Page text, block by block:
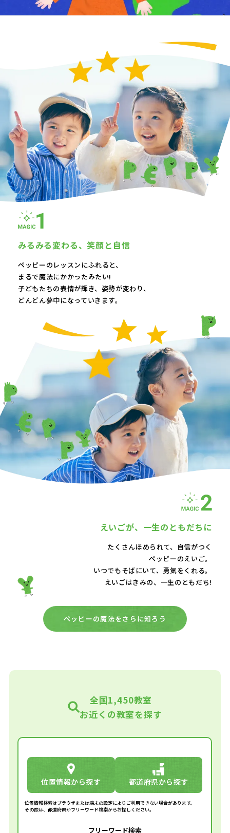
みるみる変わる、笑顔と自信
ペッピーのレッスンにふれると、
まるで魔法にかかったみたい!
子どもたちの表情が輝き、 姿勢が変わり、
どんどん夢中になっていきます。
えいごが、 一生のともだちに
たくさんほめられて、自信がつく
ペッピーのえいご。
いつでもそばにいて、 勇気をくれる。
えいごはきみの、一生のともだち!
ペッピーの魔法をさらに知ろう
全国1,450教室
お近くの教室を探す
位置情報から探す 都道府県から探す
位置情報検索はブラウザまたは端末の設定によりご利用できない場合があります。
その際は、都道府県かフリーワード検索からお探しください。
フリーワード検索